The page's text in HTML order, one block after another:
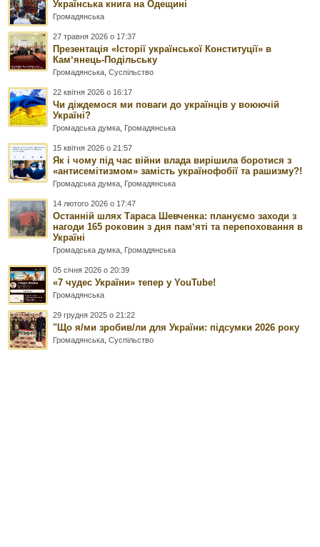
Українська книга на Одещині
Громадянська
27 травня 2026 о 17:37
Презентація «Історії української Конституції» в
Камʼянець-Подільську
Громадянська ,Суспільство
22 квітня 2026 о 16:17
Чи діждемося ми поваги до українців у воюючій
Україні?
Громадська думка Громадянська
15 квітня 2026 о 21:57
Як і чому під час війни влада вирішила боротися з
«антисемітизмом» замість українофобії та рашизму?!
Громадська думка Громадянська
14 лютого 2026 о 17:47
Останній шлях Тараса Шевченка: плануємо заходи з
нагоди 165 роковин з дня памʼяті та перепоховання в
Україні
Громадська думка Громадянська
05 січня 2026 о 20:39
«7 чудес України» тепер у YouTube!
Громадянська
29 грудня 2025 о 21:22
"Що я/ми зробив/ли для України: підсумки 2026 року
Громадянська ,Суспільство